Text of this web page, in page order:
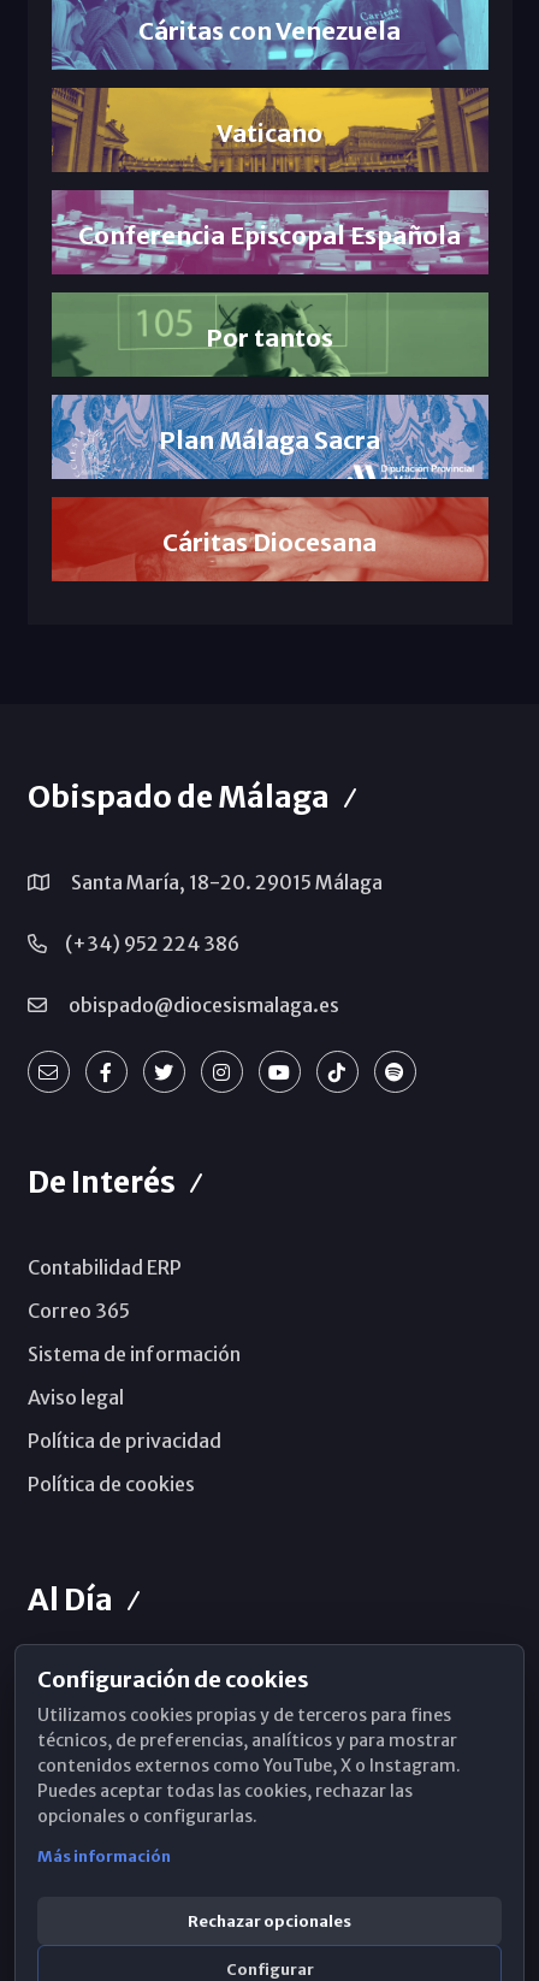
Cáritas con Venezuela
Vaticano
Conferencia Episcopal Española
Por tantos
Plan Málaga Sacra
Cáritas Diocesana
Obispado de Málaga
Santa María, 18-20. 29015 Málaga
(+34) 952 224 386
obispado@diocesismalaga.es
De Interés
Contabilidad ERP
Correo 365
Sistema de información
Aviso legal
Política de privacidad
Política de cookies
Al Día
Horarios de Misa
Hemeroteca
WhatsApp
Configuración de cookies
Utilizamos cookies propias y de terceros para fines
técnicos, de preferencias, analíticos y para mostrar
contenidos externos como YouTube, X o Instagram.
Puedes aceptar todas las cookies, rechazar las
opcionales o configurarlas.
Más información
Rechazar opcionales
Configurar